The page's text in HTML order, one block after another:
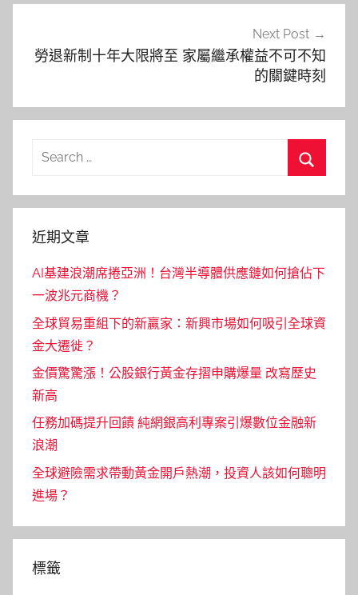
Next Post
勞退新制十年大限將至 家屬繼承權益不可不知
的關鍵時刻
Search
近期文章
AI基建浪潮席捲亞洲！台灣半導體供應鏈如何搶佔下
一波兆元商機？
全球貿易重組下的新贏家：新興市場如何吸引全球資
金大遷徙？
金價驚驚漲！公股銀行黃金存摺申購爆量 改寫歷史
新高
任務加碼提升回饋 純網銀高利專案引爆數位金融新
浪潮
全球避險需求帶動黃金開戶熱潮，投資人該如何聰明
進場？
標籤